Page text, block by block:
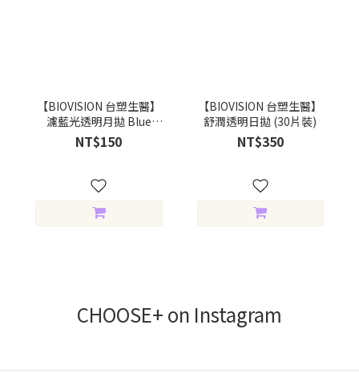
【BIOVISION 台塑生醫】
濾藍光透明月拋 Blue
Light Filtering (2片裝)
NT$150
【BIOVISION 台塑生醫】
舒潤透明日拋 (30片裝)
NT$350
CHOOSE+ on Instagram